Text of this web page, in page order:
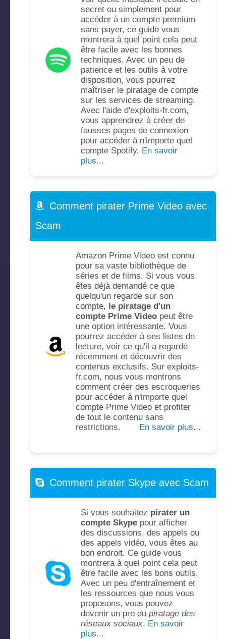
secret ou simplement pour
accéder à un compte premium
sans payer, ce guide vous
montrera à quel point cela peut
être facile avec les bonnes
techniques. Avec un peu de
patience et les outils à votre
disposition, vous pourrez
maîtriser le piratage de compte
sur les services de streaming.
Avec l'aide d'exploits-fr.com,
vous apprendrez à créer de
fausses pages de connexion
pour accéder à n'importe quel
compte Spotify. En savoir
plus...
Comment pirater Prime Video avec
Scam
Amazon Prime Video est connu
pour sa vaste bibliothèque de
séries et de films. Si vous vous
êtes déjà demandé ce que
quelqu'un regarde sur son
compte, le piratage d'un
compte Prime Video peut être
une option intéressante. Vous
pourrez accéder à ses listes de
lecture, voir ce qu'il a regardé
récemment et découvrir des
contenus exclusifs. Sur exploits-
fr.com, nous vous montrons
comment créer des escroqueries
pour accéder à n'importe quel
compte Prime Video et profiter
de tout le contenu sans
restrictions.
En savoir plus...
Comment pirater Skype avec Scam
Si vous souhaitez pirater un
compte Skype pour afficher
des discussions, des appels ou
des appels vidéo, vous êtes au
bon endroit. Ce guide vous
montrera à quel point cela peut
être facile avec les bons outils.
Avec un peu d'entraînement et
les ressources que nous vous
proposons, vous pouvez
devenir un pro du piratage des
réseaux sociaux. En savoir
plus...